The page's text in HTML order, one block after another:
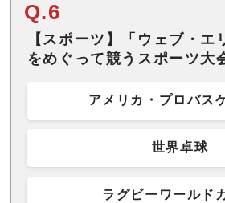
Q.6
【スポーツ】「ウェブ・エ
をめぐって競うスポーツ大
アメリカ・プロバス
世界卓球
ラグビーワールド